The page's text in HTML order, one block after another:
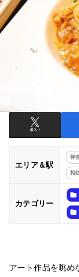
ポスト
エリア＆駅
神
相
カテゴリー
アート作品を眺め